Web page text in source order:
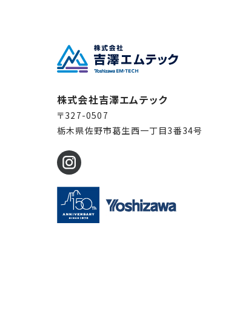
株式会社吉澤エムテック
〒327-0507
栃木県佐野市葛生西一丁目3番34号